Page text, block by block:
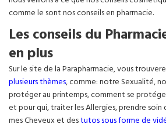
comme le sont nos conseils en pharmacie.
Les conseils du
en plus
Sur le site de la Parapharmacie, vous
plusieurs thèmes, comme: notre Sexualité,
protéger au printemps, comment se
et pour qui, traiter les Allergies, prendre
mes Cheveux et destutos sous forme de